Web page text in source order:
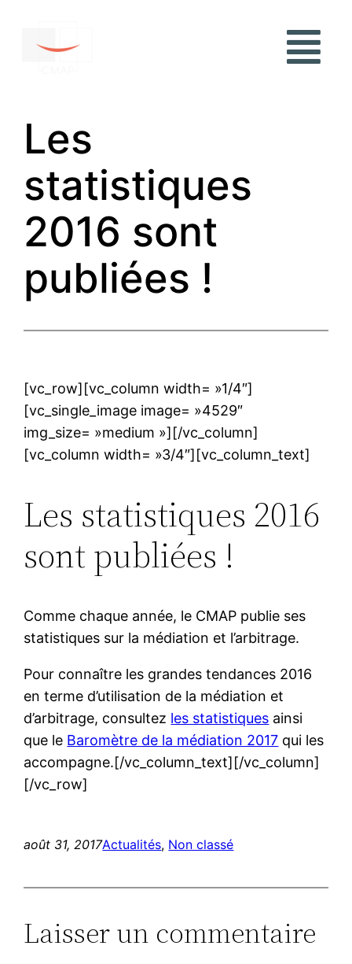
Les
statistiques
2016 sont
publiées !
[vc_row][vc_column width= »1/4″]
[vc_single_image image= »4529″
img_size= »medium »][/vc_column]
[vc_column width= »3/4″][vc_column_text]
Les statistiques 2016
sont publiées !
Comme chaque année, le CMAP publie ses
statistiques sur la médiation et l’arbitrage.
Pour connaître les grandes tendances 2016
en terme d’utilisation de la médiation et
d’arbitrage, consultez les statistiques ainsi
que le Baromètre de la médiation 2017 qui les
accompagne.[/vc_column_text][/vc_column]
[/vc_row]
août 31, 2017Actualités, Non classé
Laisser un commentaire